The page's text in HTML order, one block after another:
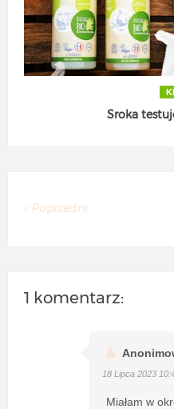
Sroka
Poprzedni
1 komentarz:
18 Lipca 2023
Miałam w